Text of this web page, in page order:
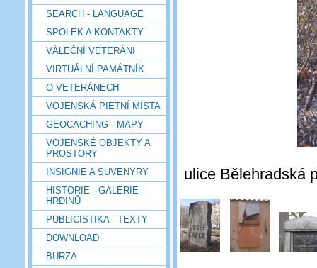
SEARCH - LANGUAGE
SPOLEK A KONTAKTY
VÁLEČNÍ VETERÁNI
VIRTUÁLNÍ PAMÁTNÍK
O VETERÁNECH
VOJENSKÁ PIETNÍ MÍSTA
GEOCACHING - MAPY
VOJENSKÉ OBJEKTY A
PROSTORY
INSIGNIE A SUVENYRY
HISTORIE - GALERIE
HRDINŮ
PUBLICISTIKA - TEXTY
DOWNLOAD
BURZA
ulice Bělehradská